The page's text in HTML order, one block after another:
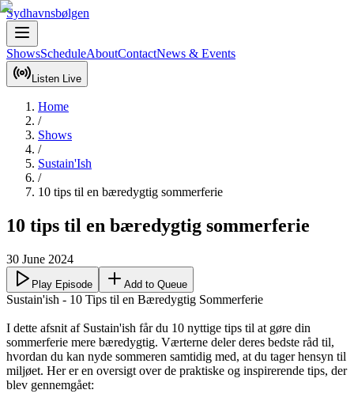
Sydhavnsbølgen
ShowsScheduleAboutContactNews & Events
Listen Live
Home
/
Shows
/
Sustain'Ish
/
10 tips til en bæredygtig sommerferie
10 tips til en bæredygtig sommerferie
30 June 2024
Play Episode Add to Queue
Sustain'ish - 10 Tips til en Bæredygtig Sommerferie
I dette afsnit af Sustain'ish får du 10 nyttige tips til at gøre din
sommerferie mere bæredygtig. Værterne deler deres bedste råd til,
hvordan du kan nyde sommeren samtidig med, at du tager hensyn til
miljøet. Her er en oversigt over de praktiske og inspirerende tips, der
blev gennemgået: